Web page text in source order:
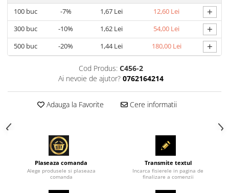
100 buc -7% 1,67 Lei 12,60 Lei +
300 buc -10% 1,62 Lei 54,00 Lei +
500 buc -20% 1,44 Lei 180,00 Lei +
Cod Produs: C456-2
Ai nevoie de ajutor? 0762164214
Adauga la Favorite Cere informatii
Plaseaza comanda
Alege produsele si plaseaza
comanda
Transmite textul
Incarca fisierele in pagina de
finalizare a comenzii